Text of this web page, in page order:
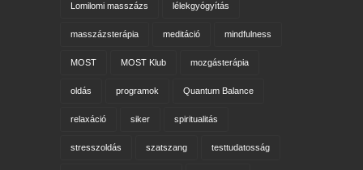
Lomilomi masszázs lélekgyógyítás
masszázsterápia meditáció mindfulness
MOST MOST Klub mozgásterápia
oldás programok Quantum Balance
relaxáció siker spiritualitás
stresszoldás szatszang testtudatosság